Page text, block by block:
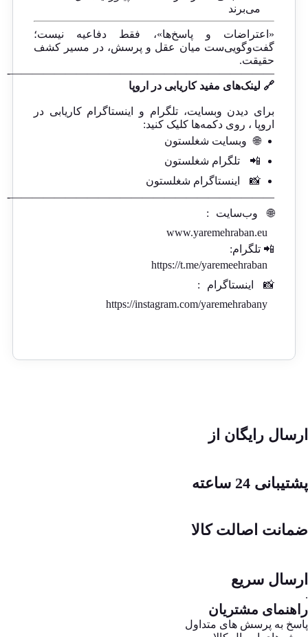
می‌برند
«اعتراضات و پاسخ‌ها»، فقط دفاعیه نیست؛
گفت‌وگویی‌ست میان عقل و پرسش، در مسیر کشف
حقیقت.
————————————————————————-
🔗 لینک‌های مفید کاریابی در اروپا
برای دیدن وبسایت، تلگرام و اینستاگرام کاریابی در
اروپا ، روی دکمه‌ها کلیک کنید:
🌐
وبسایت شغلستون
📲
تلگرام شغلستون
📸
اینستاگرام شغلستون
————————————————————————-
🌐
وب‌سایت
:
www.yaremehraban.eu
📲 تلگرام:
https://t.me/yaremeehraban
📸
اینستاگرام
:
https://instagram.com/yaremehrabany
ارسال رایگان از
پشتیبانی 24 ساعته
ضمانت اصالت کالا
ارسال سریع
.
راهنمای مشتریان
پاسخ به پرسش های متداول